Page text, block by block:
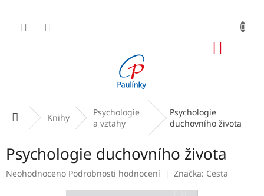
obsah
Domů Knihy
Psychologie
a vztahy
Psychologie
duchovního života
Psychologie duchovního života
Průměrné
Neohodnoceno Podrobnosti hodnocení Značka: Cesta